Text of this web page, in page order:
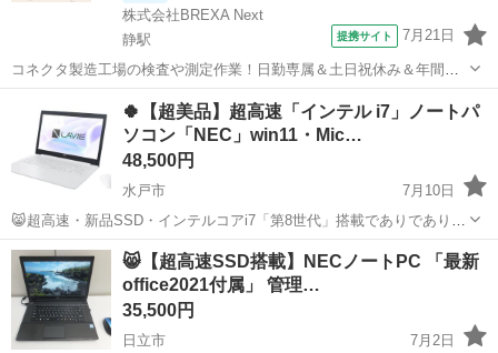
株式会社BREXA Next
静駅
提携サイト 7月21日
コネクタ製造工場の検査や測定作業！日勤専属＆土日祝休み＆年間休
日128日★クリーンルーム内作業★マイカー通勤OK＆無料駐車場あり
★就業先食堂利用可！日払い制度あり！《茨城県常陸大宮市》 人気の
工場のお仕事 ◇コネクタ製造工...
常陸大宮市 静駅 その他
🍀【超美品】超高速「インテル i7」ノートパ
ソコン「NEC」win11・Mic…
48,500円
水戸市
7月10日
😸超高速・新品SSD・インテルコアi7「第8世代」搭載でありでありス
トレス無くスムーズに動作しキット満足頂けます。 🍀通常は60,000円
以上でアップする商品ですが、若干訳アリですので激安で処分しま
す、「裏蓋のネジ止めが1...
茨城 水戸市 ノートパソコン NEC
😸【超高速SSD搭載】NECノートPC 「最新
office2021付属」 管理…
35,500円
日立市
7月2日